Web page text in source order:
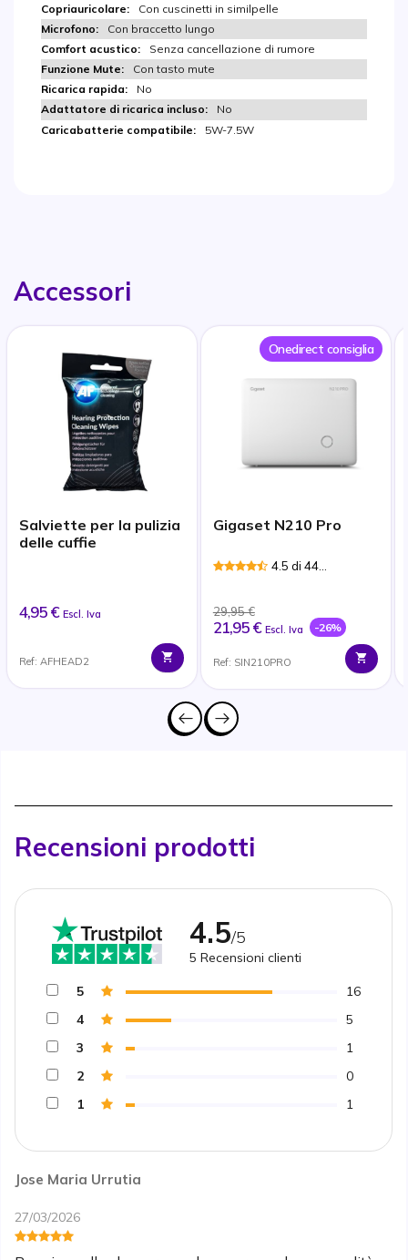
Con cuscinetti in similpelle
Con braccetto lungo
Senza cancellazione di rumore
Con tasto mute
No
No
5W-7.5W
Accessori
Salviette per la pulizia
delle cuffie
4,95 € Escl. Iva
Ref: AFHEAD2
Onedirect consiglia
Gigaset N210 Pro
4.5 di 44
29,95 €
21,95 € Escl. Iva -26%
Ref: SIN210PRO
Recensioni prodotti
Jose Maria Urrutia
27/03/2026
4.5/5
5 Recensioni clienti
5
16
4
5
3
1
2
0
1
1